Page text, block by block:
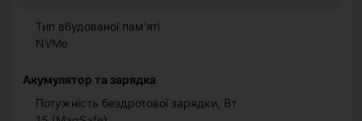
Тип вбудованої пам'яті
NVMe
Акумулятор та зарядка
Потужність бездротової зарядки, Вт